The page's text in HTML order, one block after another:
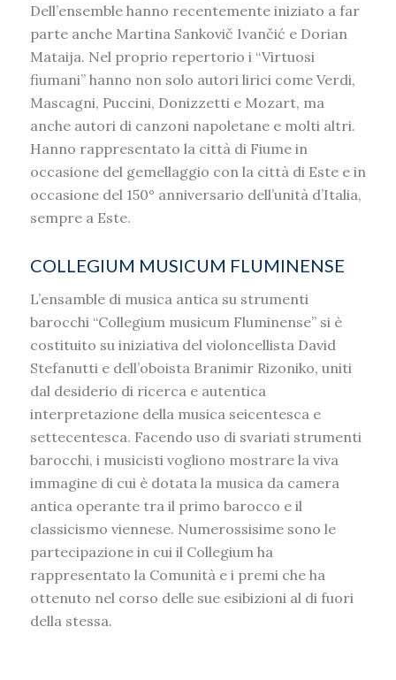
Dell’ensemble hanno recentemente iniziato a far
parte anche Martina Sankovič Ivančić e Dorian
Mataija. Nel proprio repertorio i “Virtuosi
fiumani” hanno non solo autori lirici come Verdi,
Mascagni, Puccini, Donizzetti e Mozart, ma
anche autori di canzoni napoletane e molti altri.
Hanno rappresentato la città di Fiume in
occasione del gemellaggio con la città di Este e in
occasione del 150° anniversario dell’unità d’Italia,
sempre a Este.
COLLEGIUM MUSICUM FLUMINENSE
L’ensamble di musica antica su strumenti
barocchi “Collegium musicum Fluminense” si è
costituito su iniziativa del violoncellista David
Stefanutti e dell’oboista Branimir Rizoniko, uniti
dal desiderio di ricerca e autentica
interpretazione della musica seicentesca e
settecentesca. Facendo uso di svariati strumenti
barocchi, i musicisti vogliono mostrare la viva
immagine di cui è dotata la musica da camera
antica operante tra il primo barocco e il
classicismo viennese. Numerossisime sono le
partecipazione in cui il Collegium ha
rappresentato la Comunità e i premi che ha
ottenuto nel corso delle sue esibizioni al di fuori
della stessa.